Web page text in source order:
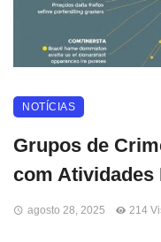
NOTÍCIAS
Grupos de
com Atividades
agosto 28, 2025 214